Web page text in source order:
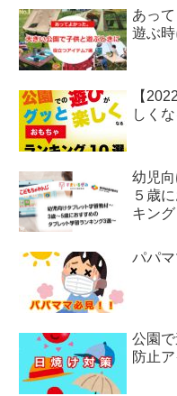
あっ
遊ぶ
【
しく
幼児
５歳
キン
パパ
公園
防止